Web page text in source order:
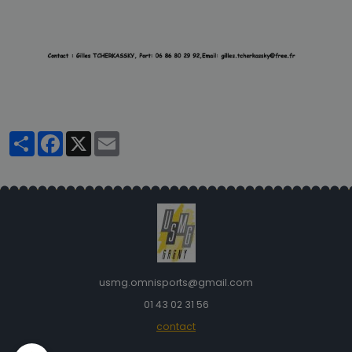
PartagerFacebook
X
usmg.omnisports@gmail.com
01 43 02 31 56
contact